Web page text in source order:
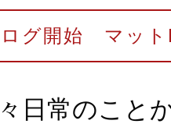
グ開始 マット
日常のこと